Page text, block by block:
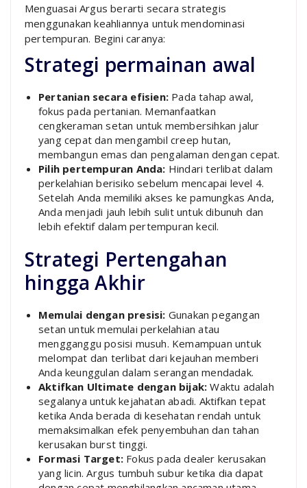
Menguasai Argus berarti secara strategis
menggunakan keahliannya untuk mendominasi
pertempuran. Begini caranya:
Strategi permainan awal
Pertanian secara efisien: Pada tahap awal,
fokus pada pertanian. Memanfaatkan
cengkeraman setan untuk membersihkan jalur
yang cepat dan mengambil creep hutan,
membangun emas dan pengalaman dengan cepat.
Pilih pertempuran Anda: Hindari terlibat dalam
perkelahian berisiko sebelum mencapai level 4.
Setelah Anda memiliki akses ke pamungkas Anda,
Anda menjadi jauh lebih sulit untuk dibunuh dan
lebih efektif dalam pertempuran kecil.
Strategi Pertengahan
hingga Akhir
Memulai dengan presisi: Gunakan pegangan
setan untuk memulai perkelahian atau
mengganggu posisi musuh. Kemampuan untuk
melompat dan terlibat dari kejauhan memberi
Anda keunggulan dalam serangan mendadak.
Aktifkan Ultimate dengan bijak: Waktu adalah
segalanya untuk kejahatan abadi. Aktifkan tepat
ketika Anda berada di kesehatan rendah untuk
memaksimalkan efek penyembuhan dan tahan
kerusakan burst tinggi.
Formasi Target: Fokus pada dealer kerusakan
yang licin. Argus tumbuh subur ketika dia dapat